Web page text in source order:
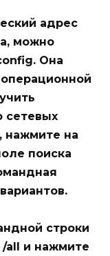
адрес
можно
. Она
сетевых
нажмите на
поиска
строки
и нажмите